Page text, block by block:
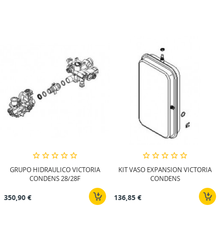
GRUPO HIDRAULICO VICTORIA
CONDENS 28/28F
350,90 €
KIT VASO EXPANSION VICTORIA
CONDENS
136,85 €